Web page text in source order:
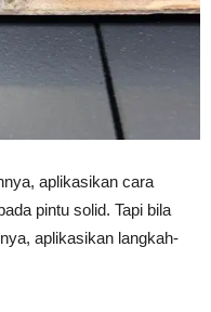
aplikasikan cara
pintu solid. Tapi bila
aplikasikan langkah-